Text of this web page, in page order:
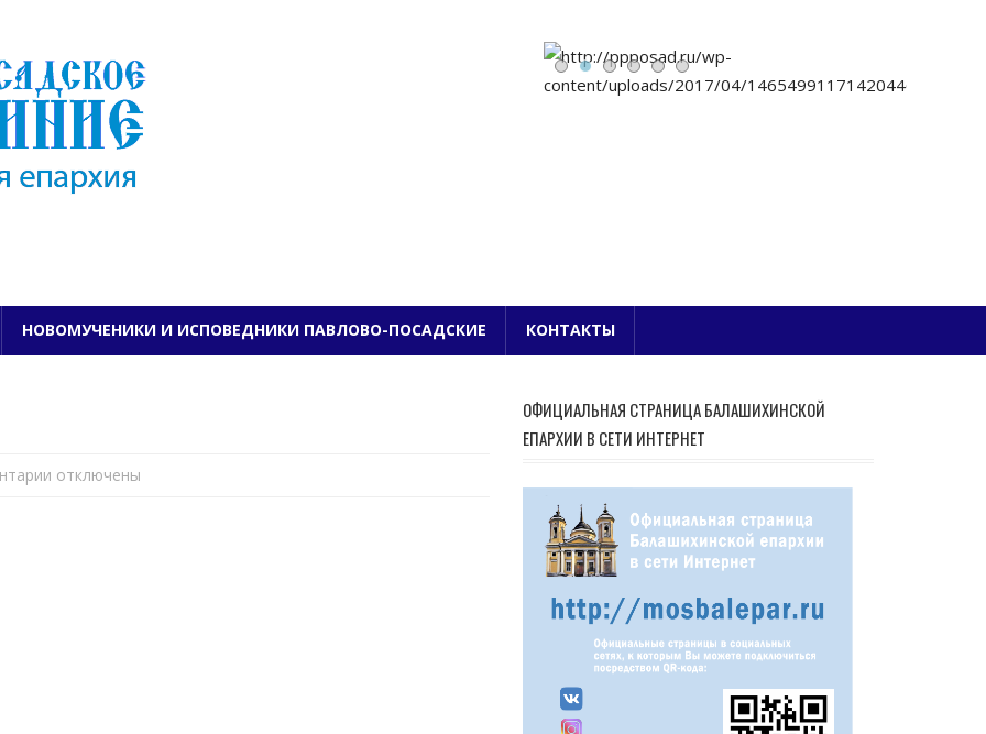
ПАВЛОВО-ПОСАДСКОЕ БЛАГОЧИНИЕ
НОВОМУЧЕНИКИ И ИСПОВЕДНИКИ ПАВЛОВО-ПОСАДСКИЕ КОНТАКТЫ
котключены
ОФИЦИАЛЬНАЯ СТРАНИЦА БАЛАШИХИНСКОЙ
ЕПАРХИИ В СЕТИ ИНТЕРНЕТ